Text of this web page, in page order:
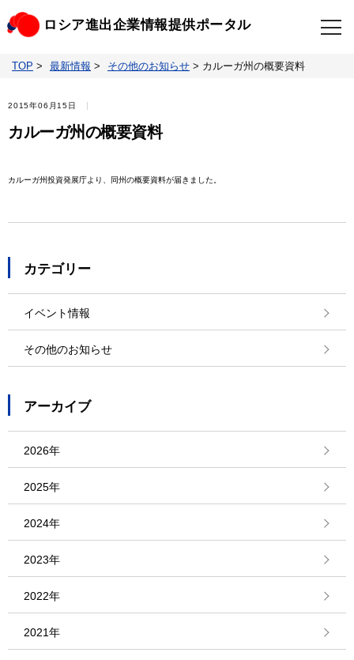
ロシア進出企業情報提供ポータル
TOP > 最新情報 > その他のお知らせ > カルーガ州の概要資料
2015年06月15日
カルーガ州の概要資料
カルーガ州投資発展庁より、同州の概要資料が届きました。
カテゴリー
イベント情報
その他のお知らせ
アーカイブ
2026年
2025年
2024年
2023年
2022年
2021年